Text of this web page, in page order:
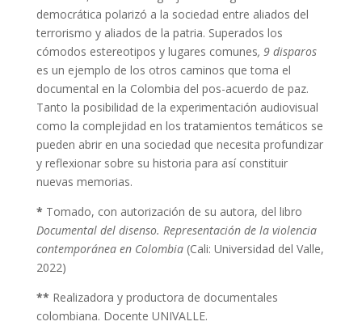
democrática polarizó a la sociedad entre aliados del
terrorismo y aliados de la patria. Superados los
cómodos estereotipos y lugares comunes, 9 disparos
es un ejemplo de los otros caminos que toma el
documental en la Colombia del pos-acuerdo de paz.
Tanto la posibilidad de la experimentación audiovisual
como la complejidad en los tratamientos temáticos se
pueden abrir en una sociedad que necesita profundizar
y reflexionar sobre su historia para así constituir
nuevas memorias.
* Tomado, con autorización de su autora, del libro
Documental del disenso. Representación de la violencia
contemporánea en Colombia(Cali: Universidad del Valle,
2022)
** Realizadora y productora de documentales
colombiana. Docente UNIVALLE.